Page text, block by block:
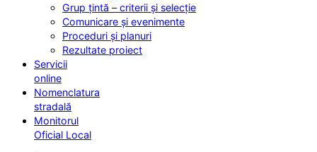
Grup țintă – criterii și selecție
Comunicare și evenimente
Proceduri și planuri
Rezultate proiect
Servicii
online
Nomenclatura
stradală
Monitorul
Oficial Local